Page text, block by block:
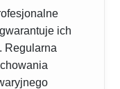
ich
Regularna